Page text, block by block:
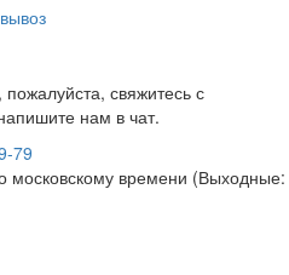
свяжитесь с
нам в чат.
79
времени (Выходные: